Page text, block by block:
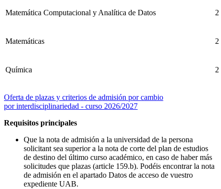
Matemática Computacional y Analítica de Datos 2
Matemáticas
Química 2
Oferta de plazas y criterios de admisión por cambio
por interdisciplinariedad - curso 2026/2027
Requisitos principales
Que la nota de admisión a la universidad de la persona
solicitant sea superior a la nota de corte del plan de estudios
de destino del último curso académico, en caso de haber más
solicitudes que plazas (article 159.b). Podéis encontrar la nota
de admisión en el apartado Datos de acceso de vuestro
expediente UAB.